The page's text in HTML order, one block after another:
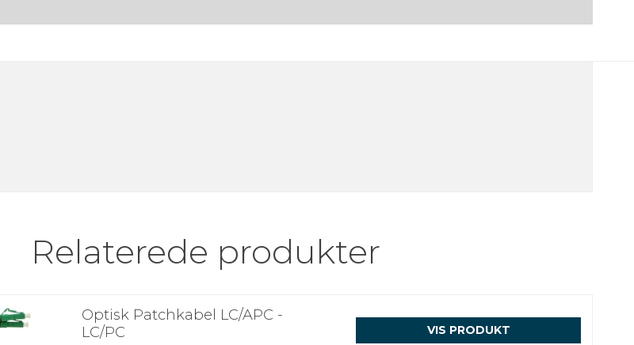
Relaterede produkter
Optisk Patchkabel LC/APC -
LC/PC
VIS PRODUKT